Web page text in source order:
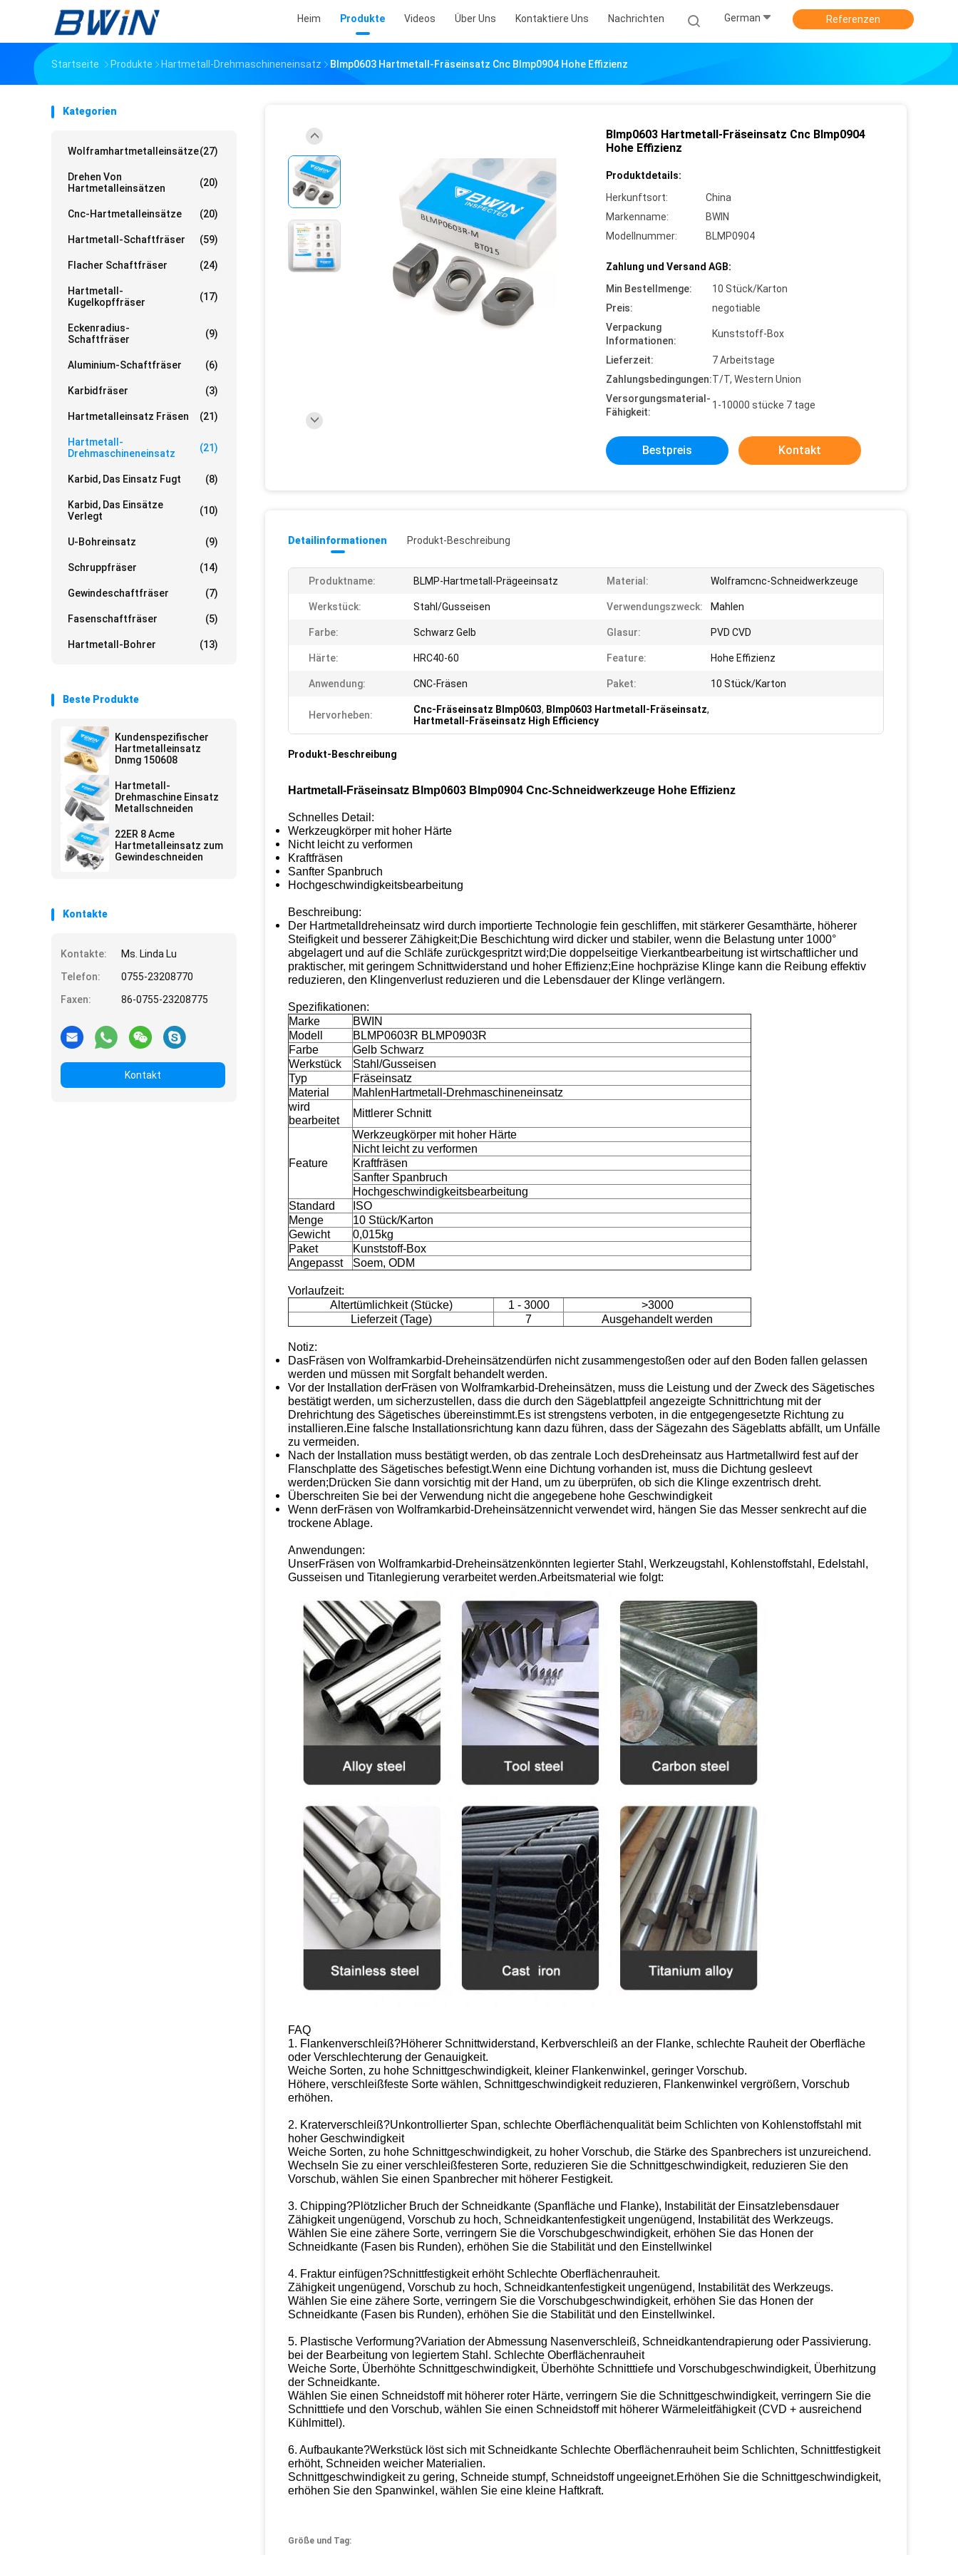
Heim Produkte Videos Über Uns Kontaktiere Uns Nachrichten German Referenzen
Startseite Produkte Hartmetall-Drehmaschineneinsatz Blmp0603 Hartmetall-Fräseinsatz Cnc Blmp0904 Hohe Effizienz
Kategorien
Wolframhartmetalleinsätze(27)
Drehen Von
Hartmetalleinsätzen
(20)
Cnc-Hartmetalleinsätze (20)
Hartmetall-Schaftfräser (59)
Flacher Schaftfräser (24)
Hartmetall-
Kugelkopffräser
(17)
Eckenradius-
Schaftfräser
(9)
Aluminium-Schaftfräser (6)
Karbidfräser (3)
Hartmetalleinsatz Fräsen (21)
Hartmetall-
Drehmaschineneinsatz
(21)
Karbid, Das Einsatz Fugt (8)
Karbid, Das Einsätze
Verlegt
(10)
U-Bohreinsatz (9)
Schruppfräser (14)
Gewindeschaftfräser (7)
Fasenschaftfräser (5)
Hartmetall-Bohrer (13)
Beste Produkte
Kundenspezifischer
Hartmetalleinsatz
Dnmg 150608
Hartmetall-
Drehmaschine Einsatz
Metallschneiden
22ER 8 Acme
Hartmetalleinsatz zum
Gewindeschneiden
Kontakte
Kontakte:
Ms. Linda Lu
Telefon:
0755-23208770
Faxen:
86-0755-23208775
Kontakt
Blmp0603 Hartmetall-Fräseinsatz Cnc Blmp0904
Hohe Effizienz
Produktdetails:
Herkunftsort:
China
Markenname:
BWIN
Modellnummer:
BLMP0904
Zahlung und Versand AGB:
Min Bestellmenge:
10 Stück/Karton
Preis:
negotiable
Verpackung
Informationen:
Kunststoff-Box
Lieferzeit:
7 Arbeitstage
Zahlungsbedingungen:T/T, Western Union
Versorgungsmaterial-
Fähigkeit:
1-10000 stücke 7 tage
Bestpreis Kontakt
Detailinformationen Produkt-Beschreibung
Produktname: BLMP-Hartmetall-Prägeeinsatz Material: Wolframcnc-Schneidwerkzeuge
Werkstück: Stahl/Gusseisen Verwendungszweck: Mahlen
Farbe: Schwarz Gelb Glasur: PVD CVD
Härte: HRC40-60 Feature: Hohe Effizienz
Anwendung: CNC-Fräsen Paket: 10 Stück/Karton
Hervorheben: Cnc-Fräseinsatz Blmp0603, Blmp0603 Hartmetall-Fräseinsatz,
Hartmetall-Fräseinsatz High Efficiency
Produkt-Beschreibung
Hartmetall-Fräseinsatz Blmp0603 Blmp0904 Cnc-Schneidwerkzeuge Hohe Effizienz
Schnelles Detail:
Werkzeugkörper mit hoher Härte
Nicht leicht zu verformen
Kraftfräsen
Sanfter Spanbruch
Hochgeschwindigkeitsbearbeitung
Beschreibung:
Der Hartmetalldreheinsatz wird durch importierte Technologie fein geschliffen, mit stärkerer Gesamthärte, höherer
Steifigkeit und besserer Zähigkeit;Die Beschichtung wird dicker und stabiler, wenn die Belastung unter 1000°
abgelagert und auf die Schläfe zurückgespritzt wird;Die doppelseitige Vierkantbearbeitung ist wirtschaftlicher und
praktischer, mit geringem Schnittwiderstand und hoher Effizienz;Eine hochpräzise Klinge kann die Reibung effektiv
reduzieren, den Klingenverlust reduzieren und die Lebensdauer der Klinge verlängern.
Spezifikationen:
Marke
BWIN
Modell
BLMP0603R BLMP0903R
Farbe
Gelb Schwarz
Werkstück
Stahl/Gusseisen
Typ
Fräseinsatz
Material
MahlenHartmetall-Drehmaschineneinsatz
wird
bearbeitet
Mittlerer Schnitt
Feature
Werkzeugkörper mit hoher Härte
Nicht leicht zu verformen
Kraftfräsen
Sanfter Spanbruch
Hochgeschwindigkeitsbearbeitung
Standard
ISO
Menge
10 Stück/Karton
Gewicht
0,015kg
Paket
Kunststoff-Box
Angepasst
Soem, ODM
Vorlaufzeit:
Altertümlichkeit (Stücke)
1 - 3000
>3000
Lieferzeit (Tage)
7 Ausgehandelt werden
Notiz:
DasFräsen von Wolframkarbid-Dreheinsätzendürfen nicht zusammengestoßen oder auf den Boden fallen gelassen
werden und müssen mit Sorgfalt behandelt werden.
Vor der Installation derFräsen von Wolframkarbid-Dreheinsätzen, muss die Leistung und der Zweck des Sägetisches
bestätigt werden, um sicherzustellen, dass die durch den Sägeblattpfeil angezeigte Schnittrichtung mit der
Drehrichtung des Sägetisches übereinstimmt.Es ist strengstens verboten, in die entgegengesetzte Richtung zu
installieren.Eine falsche Installationsrichtung kann dazu führen, dass der Sägezahn des Sägeblatts abfällt, um Unfälle
zu vermeiden.
Nach der Installation muss bestätigt werden, ob das zentrale Loch desDreheinsatz aus Hartmetall wird fest auf der
Flanschplatte des Sägetisches befestigt.Wenn eine Dichtung vorhanden ist, muss die Dichtung gesleevt
werden;Drücken Sie dann vorsichtig mit der Hand, um zu überprüfen, ob sich die Klinge exzentrisch dreht.
Überschreiten Sie bei der Verwendung nicht die angegebene hohe Geschwindigkeit
Wenn derFräsen von Wolframkarbid-Dreheinsätzennicht verwendet wird, hängen Sie das Messer senkrecht auf die
trockene Ablage.
Anwendungen:
UnserFräsen von Wolframkarbid-Dreheinsätzenkönnten legierter Stahl, Werkzeugstahl, Kohlenstoffstahl, Edelstahl,
Gusseisen und Titanlegierung verarbeitet werden.Arbeitsmaterial wie folgt:
FAQ
1. Flankenverschleiß?Höherer Schnittwiderstand, Kerbverschleiß an der Flanke, schlechte Rauheit der Oberfläche
oder Verschlechterung der Genauigkeit.
Weiche Sorten, zu hohe Schnittgeschwindigkeit, kleiner Flankenwinkel, geringer Vorschub.
Höhere, verschleißfeste Sorte wählen, Schnittgeschwindigkeit reduzieren, Flankenwinkel vergrößern, Vorschub
erhöhen.
2. Kraterverschleiß?Unkontrollierter Span, schlechte Oberflächenqualität beim Schlichten von Kohlenstoffstahl mit
hoher Geschwindigkeit
Weiche Sorten, zu hohe Schnittgeschwindigkeit, zu hoher Vorschub, die Stärke des Spanbrechers ist unzureichend.
Wechseln Sie zu einer verschleißfesteren Sorte, reduzieren Sie die Schnittgeschwindigkeit, reduzieren Sie den
Vorschub, wählen Sie einen Spanbrecher mit höherer Festigkeit.
3. Chipping?Plötzlicher Bruch der Schneidkante (Spanfläche und Flanke), Instabilität der Einsatzlebensdauer
Zähigkeit ungenügend, Vorschub zu hoch, Schneidkantenfestigkeit ungenügend, Instabilität des Werkzeugs.
Wählen Sie eine zähere Sorte, verringern Sie die Vorschubgeschwindigkeit, erhöhen Sie das Honen der
Schneidkante (Fasen bis Runden), erhöhen Sie die Stabilität und den Einstellwinkel
4. Fraktur einfügen?Schnittfestigkeit erhöht Schlechte Oberflächenrauheit.
Zähigkeit ungenügend, Vorschub zu hoch, Schneidkantenfestigkeit ungenügend, Instabilität des Werkzeugs.
Wählen Sie eine zähere Sorte, verringern Sie die Vorschubgeschwindigkeit, erhöhen Sie das Honen der
Schneidkante (Fasen bis Runden), erhöhen Sie die Stabilität und den Einstellwinkel.
5. Plastische Verformung?Variation der Abmessung Nasenverschleiß, Schneidkantendrapierung oder Passivierung.
bei der Bearbeitung von legiertem Stahl. Schlechte Oberflächenrauheit
Weiche Sorte, Überhöhte Schnittgeschwindigkeit, Überhöhte Schnitttiefe und Vorschubgeschwindigkeit, Überhitzung
der Schneidkante.
Wählen Sie einen Schneidstoff mit höherer roter Härte, verringern Sie die Schnittgeschwindigkeit, verringern Sie die
Schnitttiefe und den Vorschub, wählen Sie einen Schneidstoff mit höherer Wärmeleitfähigkeit (CVD + ausreichend
Kühlmittel).
6. Aufbaukante?Werkstück löst sich mit Schneidkante Schlechte Oberflächenrauheit beim Schlichten, Schnittfestigkeit
erhöht, Schneiden weicher Materialien.
Schnittgeschwindigkeit zu gering, Schneide stumpf, Schneidstoff ungeeignet.Erhöhen Sie die Schnittgeschwindigkeit,
erhöhen Sie den Spanwinkel, wählen Sie eine kleine Haftkraft.
Größe und Tag: